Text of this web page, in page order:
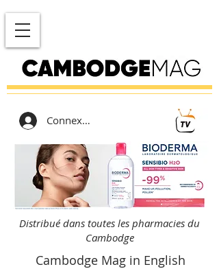
Connexion
Distribué dans toutes les pharmacies du
Cambodge
Cambodge Mag in English